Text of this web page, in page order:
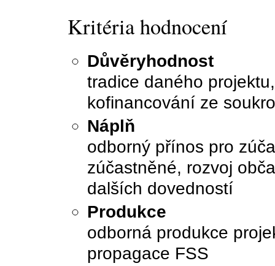
Kritéria hodnocení
Důvěryhodnost
tradice daného
kofinancování ze
Náplň
odborný přínos pro
zúčastněné, rozvoj
dalších dovedností
Produkce
odborná produkce
propagace FSS